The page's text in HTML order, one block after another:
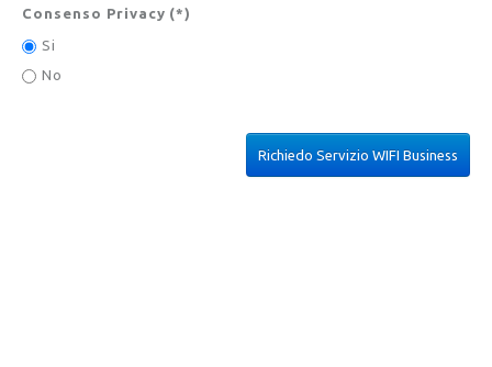
Consenso Privacy (*)
Si
No